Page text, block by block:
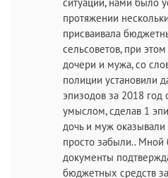
протяжении
присваивала
сельсоветов, при
дочери и мужа, со
полиции установили
эпизодов за 2018
умыслом, сделав 1
дочь и муж
просто забыли..
документы
бюджетных средств